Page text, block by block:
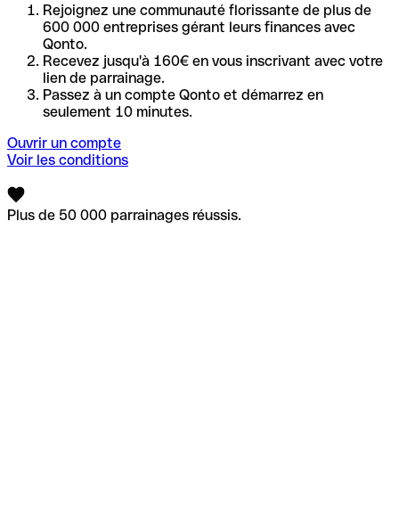
Rejoignez une communauté florissante de plus de
600 000 entreprises gérant leurs finances avec
Qonto.
Recevez jusqu'à 160€ en vous inscrivant avec votre
lien de parrainage.
Passez à un compte Qonto et démarrez en
seulement 10 minutes.
Ouvrir un compte
Voir les conditions
Plus de 50 000 parrainages réussis.